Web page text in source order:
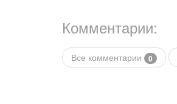
Комментарии:
Все комментарии 0